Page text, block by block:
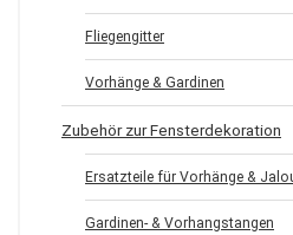
Fliegengitter
Vorhänge & Gardinen
Zubehör zur Fensterdekoration
Ersatzteile für Vorhänge &
Gardinen- & Vorhangstangen